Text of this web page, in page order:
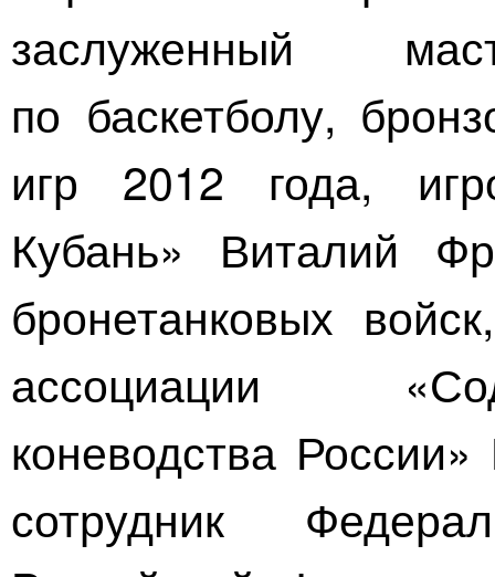
заслуженный
по баскетболу,
игр 2012 года,
Кубань» Виталий
бронетанковых
ассоциации
коневодства
сотрудник